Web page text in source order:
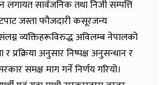
सार्वजनिक तथा निजी सम्पत्ति
जस्ता फौजदारी कसूरजन्य
व्यक्तिहरूविरुद्ध अविलम्ब नेपालको
र प्रक्रिया अनुसार निष्पक्ष अनुसन्धान र
समक्ष माग गर्ने निर्णय गरियो।